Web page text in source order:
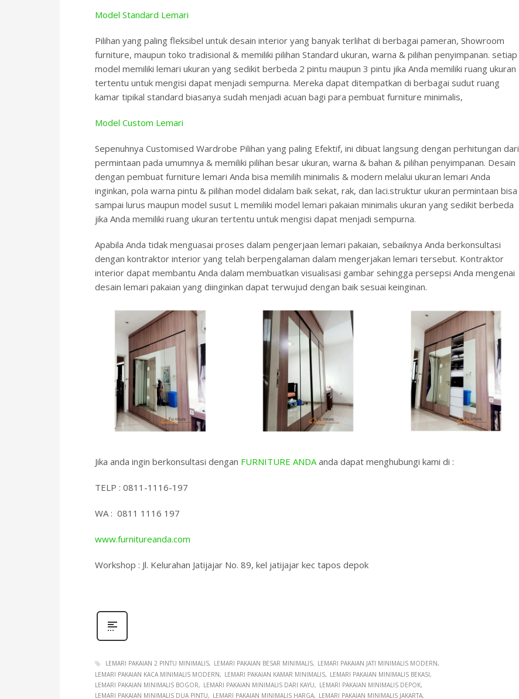
Model Standard Lemari
Pilihan yang paling fleksibel untuk desain interior yang banyak terlihat di berbagai pameran, Showroom
furniture, maupun toko tradisional & memiliki pilihan Standard ukuran, warna & pilihan penyimpanan. setiap
model memiliki lemari ukuran yang sedikit berbeda 2 pintu maupun 3 pintu jika Anda memiliki ruang ukuran
tertentu untuk mengisi dapat menjadi sempurna. Mereka dapat ditempatkan di berbagai sudut ruang
kamar tipikal standard biasanya sudah menjadi acuan bagi para pembuat furniture minimalis,
Model Custom Lemari
Sepenuhnya Customised Wardrobe Pilihan yang paling Efektif, ini dibuat langsung dengan perhitungan dari
permintaan pada umumnya & memiliki pilihan besar ukuran, warna & bahan & pilihan penyimpanan. Desain
dengan pembuat furniture lemari Anda bisa memilih minimalis & modern melalui ukuran lemari Anda
inginkan, pola warna pintu & pilihan model didalam baik sekat, rak, dan laci.struktur ukuran permintaan bisa
sampai lurus maupun model susut L memiliki model lemari pakaian minimalis ukuran yang sedikit berbeda
jika Anda memiliki ruang ukuran tertentu untuk mengisi dapat menjadi sempurna.
Apabila Anda tidak menguasai proses dalam pengerjaan lemari pakaian, sebaiknya Anda berkonsultasi
dengan kontraktor interior yang telah berpengalaman dalam mengerjakan lemari tersebut. Kontraktor
interior dapat membantu Anda dalam membuatkan visualisasi gambar sehingga persepsi Anda mengenai
desain lemari pakaian yang diinginkan dapat terwujud dengan baik sesuai keinginan.
Jika anda ingin berkonsultasi dengan FURNITURE ANDA anda dapat menghubungi kami di :
TELP : 0811-1116-197
WA : 0811 1116 197
www.furnitureanda.com
Workshop : Jl. Kelurahan Jatijajar No. 89, kel jatijajar kec tapos depok
LEMARI PAKAIAN 2 PINTU MINIMALIS LEMARI PAKAIAN BESAR MINIMALIS
LEMARI PAKAIAN JATI MINIMALIS MODERN
LEMARI PAKAIAN KACA MINIMALIS MODERN
LEMARI PAKAIAN KAMAR MINIMALIS
LEMARI PAKAIAN MINIMALIS BEKASI
LEMARI PAKAIAN MINIMALIS BOGOR
LEMARI PAKAIAN MINIMALIS DARI KAYU
LEMARI PAKAIAN MINIMALIS DEPOK
LEMARI PAKAIAN MINIMALIS DUA PINTU
LEMARI PAKAIAN MINIMALIS HARGA LEMARI PAKAIAN MINIMALIS JAKARTA